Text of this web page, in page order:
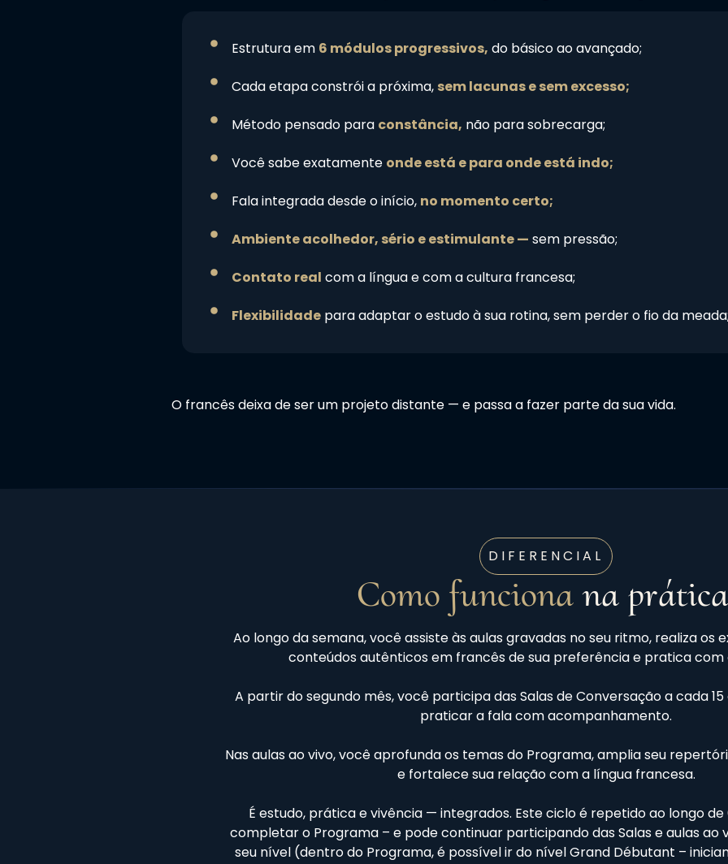
Estrutura em 6 módulos progressivos, do básico ao avançado;
Cada etapa constrói a próxima, sem lacunas e sem excesso;
Método pensado para constância, não para sobrecarga;
Você sabe exatamente onde está e para onde está indo;
Fala integrada desde o início, no momento certo;
Ambiente acolhedor, sério e estimulante — sem pressão;
Contato real com a língua e com a cultura francesa;
Flexibilidade para adaptar o estudo à sua rotina, sem perder o fio da
O francês deixa de ser um projeto distante — e passa a fazer parte da sua vida.
DIFERENCIAL
Como funcionana
Ao longo da semana, você assiste às aulas gravadas no seu ritmo, realiza os
conteúdos autênticos em francês de sua preferência e pratica com
A partir do segundo mês, você participa das Salas de Conversação a cada
praticar a fala com acompanhamento.
Nas aulas ao vivo, você aprofunda os temas do Programa, amplia seu
e fortalece sua relação com a língua francesa.
É estudo, prática e vivência — integrados. Este ciclo é repetido ao longo
completar o Programa – e pode continuar participando das Salas e aulas ao
seu nível (dentro do Programa, é possível ir do nível Grand Débutant –